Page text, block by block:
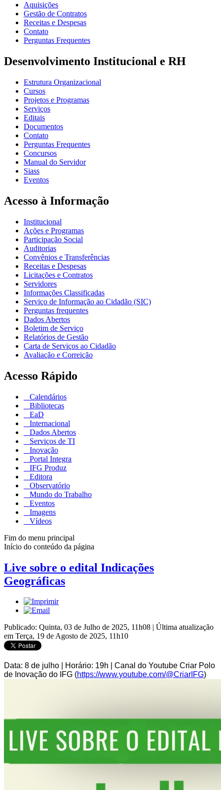
Aquisições
Gestão de Contratos
Receitas e Despesas
Contato
Perguntas Frequentes
Desenvolvimento Institucional e RH
Estrutura Organizacional
Cursos
Projetos e Programas
Serviços
Editais
Documentos
Contato
Perguntas Frequentes
Concursos
Manual do Servidor
Siass
Eventos
Acesso à Informação
Institucional
Ações e Programas
Participação Social
Auditorias
Convênios e Transferências
Receitas e Despesas
Licitações e Contratos
Servidores
Informações Classificadas
Serviço de Informação ao Cidadão (SIC)
Perguntas frequentes
Dados Abertos
Boletim de Serviço
Relatórios de Gestão
Carta de Serviços ao Cidadão
Avaliação e Correição
Acesso Rápido
Calendários
Bibliotecas
EaD
Internacional
Dados Abertos
Serviços de TI
Inovação
Portal Integra
IFG Produz
Editora
Observatório
Mundo do Trabalho
Eventos
Imagens
Vídeos
Fim do menu principal
Início do conteúdo da página
Live sobre o edital Indicações
Geográficas
Publicado: Quinta, 03 de Julho de 2025, 11h08 | Última atualização
em Terça, 19 de Agosto de 2025, 11h10
Data: 8 de julho | Horário: 19h | Canal do Youtube Criar Polo
de Inovação do IFG (https://www.youtube.com/@CriarIFG)